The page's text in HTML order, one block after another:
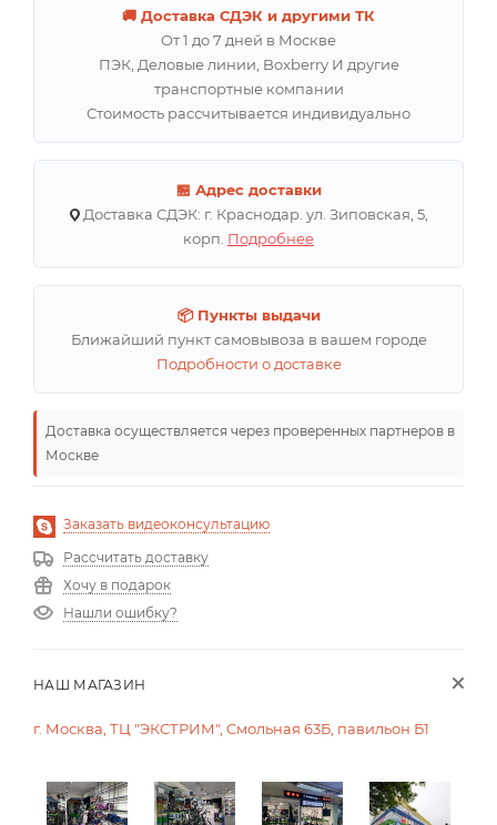
🚚 Доставка СДЭК и другими ТК
От 1 до 7 дней в Москве
ПЭК, Деловые линии, Boxberry И другие
транспортные компании
Стоимость рассчитывается индивидуально
🏪 Адрес доставки
Доставка СДЭК: г. Краснодар. ул. Зиповская, 5,
корп. Подробнее
📦 Пункты выдачи
Ближайший пункт самовывоза в вашем городе
Подробности о доставке
Доставка осуществляется через проверенных партнеров в
Москве
Заказать видеоконсультацию
Рассчитать доставку
Хочу в подарок
Нашли ошибку?
НАШ МАГАЗИН
г. Москва, ТЦ "ЭКСТРИМ", Смольная 63Б, павильон Б1